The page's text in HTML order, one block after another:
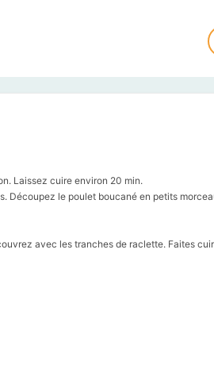
Laissez cuire environ 20 min.
Découpez le poulet boucané en petits
avec les tranches de raclette. Faites